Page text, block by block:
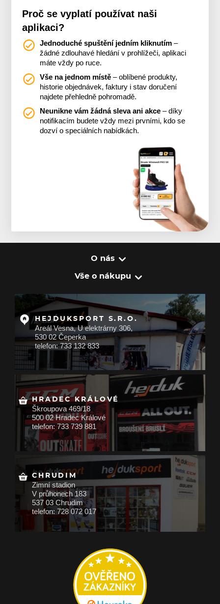
Proč se vyplatí používat naši
aplikaci?
Jednoduché spuštění jedním kliknutím –
žádné zdlouhavé hledání v prohlížeči, aplikaci
máte vždy po ruce.
Vše na jednom místě – oblíbené produkty,
historie objednávek, faktury i stav doručení
najdete přehledně pohromadě.
Neunikne vám žádná sleva ani akce – díky
notifikacím budete vždy mezi prvními, kdo se
dozví o speciálních nabídkách.
O nás
Vše o nákupu
HEJDUKSPORT S.R.O.
Areál Vesna, U elektrárny 306,
530 02 Čeperka
telefon: 733 132 833
HRADEC KRÁLOVÉ
Škroupova 469/18
500 02 Hradec Králové
telefon: 733 739 881
CHRUDIM
Zimní stadion
V průhonech 183
537 03 Chrudim
telefon: 728 072 017